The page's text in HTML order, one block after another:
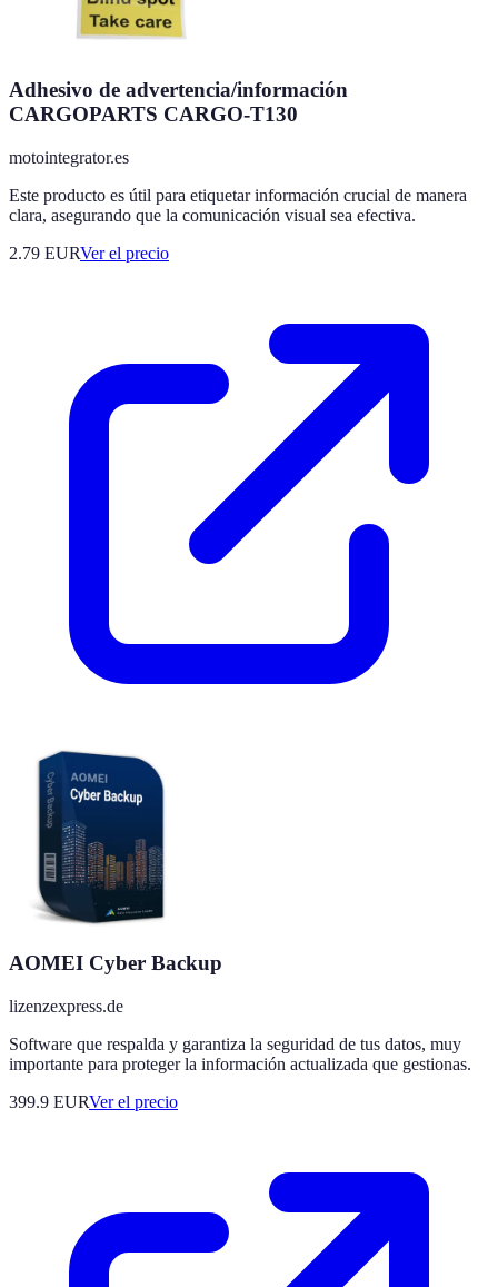
Adhesivo de advertencia/información
CARGOPARTS CARGO-T130
motointegrator.es
Este producto es útil para etiquetar información crucial de manera
clara, asegurando que la comunicación visual sea efectiva.
2.79 EURVer el precio
AOMEI Cyber Backup
lizenzexpress.de
Software que respalda y garantiza la seguridad de tus datos, muy
importante para proteger la información actualizada que gestionas.
399.9 EURVer el precio